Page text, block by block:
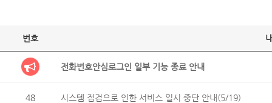
번호
전화번호안심로그인 일부 기능 종료 안내
48 시스템 점검으로 인한 서비스 일시 중단 안내(5/19)